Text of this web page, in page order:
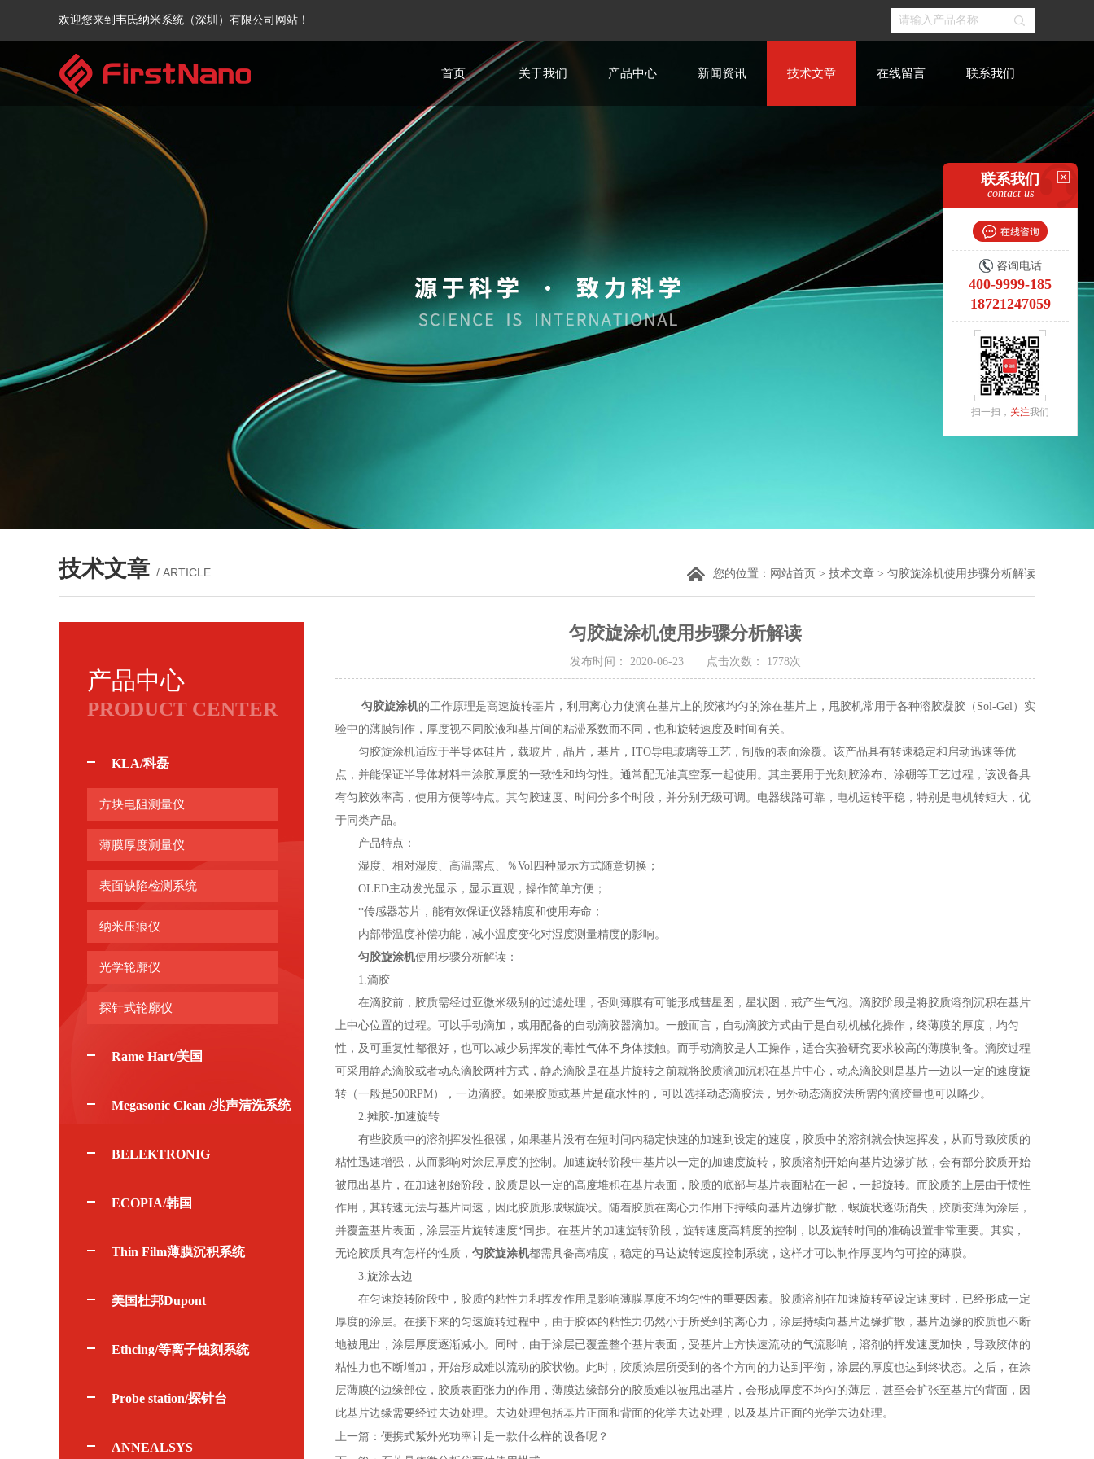
欢迎您来到韦氏纳米系统（深圳）有限公司网站！
首页 关于我们 产品中心 新闻资讯 技术文章 在线留言 联系我们
技术文章 / ARTICLE 您的位置： 网站首页 > 技术文章 > 匀胶旋涂机使用步骤分析解读
产品中心
PRODUCT CENTER
KLA/科磊
方块电阻测量仪
薄膜厚度测量仪
表面缺陷检测系统
纳米压痕仪
光学轮廓仪
探针式轮廓仪
Rame Hart/美国
Megasonic Clean /兆声清洗系统
BELEKTRONIG
ECOPIA/韩国
Thin Film薄膜沉积系统
美国杜邦Dupont
Ethcing/等离子蚀刻系统
Probe station/探针台
ANNEALSYS
匀胶旋涂机使用步骤分析解读
发布时间： 2020-06-23 点击次数： 1778次
匀胶旋涂机的工作原理是高速旋转基片，利用离心力使滴在基片上的胶液均匀的涂在基片上，甩胶机常用于各种溶胶凝胶（Sol-Gel）实
验中的薄膜制作，厚度视不同胶液和基片间的粘滞系数而不同，也和旋转速度及时间有关。
匀胶旋涂机适应于半导体硅片，载玻片，晶片，基片，ITO导电玻璃等工艺，制版的表面涂覆。该产品具有转速稳定和启动迅速等优
点，并能保证半导体材料中涂胶厚度的一致性和均匀性。通常配无油真空泵一起使用。其主要用于光刻胶涂布、涂硼等工艺过程，该设备具
有匀胶效率高，使用方便等特点。其匀胶速度、时间分多个时段，并分别无级可调。电器线路可靠，电机运转平稳，特别是电机转矩大，优
于同类产品。
产品特点：
湿度、相对湿度、高温露点、％Vol四种显示方式随意切换；
OLED主动发光显示，显示直观，操作简单方便；
*传感器芯片，能有效保证仪器精度和使用寿命；
内部带温度补偿功能，减小温度变化对湿度测量精度的影响。
匀胶旋涂机使用步骤分析解读：
1.滴胶
在滴胶前，胶质需经过亚微米级别的过滤处理，否则薄膜有可能形成彗星图，星状图，戒产生气泡。滴胶阶段是将胶质溶剂沉积在基片
上中心位置的过程。可以手动滴加，或用配备的自动滴胶器滴加。一般而言，自动滴胶方式由亍是自动机械化操作，终薄膜的厚度，均匀
性，及可重复性都很好，也可以减少易挥发的毒性气体不身体接触。而手动滴胶是人工操作，适合实验研究要求较高的薄膜制备。滴胶过程
可采用静态滴胶或者动态滴胶两种方式，静态滴胶是在基片旋转之前就将胶质滴加沉积在基片中心，动态滴胶则是基片一边以一定的速度旋
转（一般是500RPM），一边滴胶。如果胶质或基片是疏水性的，可以选择动态滴胶法，另外动态滴胶法所需的滴胶量也可以略少。
2.摊胶-加速旋转
有些胶质中的溶剂挥发性很强，如果基片没有在短时间内稳定快速的加速到设定的速度，胶质中的溶剂就会快速挥发，从而导致胶质的
粘性迅速增强，从而影响对涂层厚度的控制。加速旋转阶段中基片以一定的加速度旋转，胶质溶剂开始向基片边缘扩散，会有部分胶质开始
被甩出基片，在加速初始阶段，胶质是以一定的高度堆积在基片表面，胶质的底部与基片表面粘在一起，一起旋转。而胶质的上层由于惯性
作用，其转速无法与基片同速，因此胶质形成螺旋状。随着胶质在离心力作用下持续向基片边缘扩散，螺旋状逐渐消失，胶质变薄为涂层，
并覆盖基片表面，涂层基片旋转速度*同步。在基片的加速旋转阶段，旋转速度高精度的控制，以及旋转时间的准确设置非常重要。其实，
无论胶质具有怎样的性质， 匀胶旋涂机都需具备高精度，稳定的马达旋转速度控制系统，这样才可以制作厚度均匀可控的薄膜。
3.旋涂去边
在匀速旋转阶段中，胶质的粘性力和挥发作用是影响薄膜厚度不均匀性的重要因素。胶质溶剂在加速旋转至设定速度时，已经形成一定
厚度的涂层。在接下来的匀速旋转过程中，由于胶体的粘性力仍然小于所受到的离心力，涂层持续向基片边缘扩散，基片边缘的胶质也不断
地被甩出，涂层厚度逐渐减小。同时，由于涂层已覆盖整个基片表面，受基片上方快速流动的气流影响，溶剂的挥发速度加快，导致胶体的
粘性力也不断增加，开始形成难以流动的胶状物。此时，胶质涂层所受到的各个方向的力达到平衡，涂层的厚度也达到终状态。之后，在涂
层薄膜的边缘部位，胶质表面张力的作用，薄膜边缘部分的胶质难以被甩出基片，会形成厚度不均匀的薄层，甚至会扩张至基片的背面，因
此基片边缘需要经过去边处理。去边处理包括基片正面和背面的化学去边处理，以及基片正面的光学去边处理。
上一篇： 便携式紫外光功率计是一款什么样的设备呢？
联系我们
contact us
咨询电话
400-9999-185
18721247059
扫一扫， 关注我们